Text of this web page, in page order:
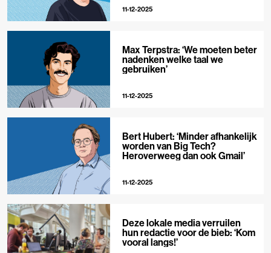
11-12-2025
Max Terpstra: ‘We moeten beter
nadenken welke taal we
gebruiken’
11-12-2025
Bert Hubert: ‘Minder afhankelijk
worden van Big Tech?
Heroverweeg dan ook Gmail’
11-12-2025
Deze lokale media verruilen
hun redactie voor de bieb: ‘Kom
vooral langs!’